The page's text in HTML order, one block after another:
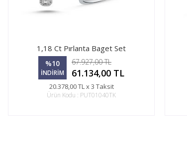
1,18 Ct Pırlanta Baget Set
%10
İNDİRİM
67.927,00 TL
61.134,00 TL
20.378,00 TL x 3 Taksit
Ürün Kodu : PUT01040TK